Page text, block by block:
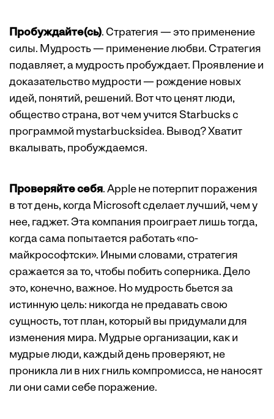
Пробуждайте(сь). Стратегия — это применение
силы. Мудрость — применение любви. Стратегия
подавляет, а мудрость пробуждает. Проявление и
доказательство мудрости — рождение новых
идей, понятий, решений. Вот что ценят люди,
общество страна, вот чем учится Starbucks с
программой mystarbucksidea. Вывод? Хватит
вкалывать, пробуждаемся.
Проверяйте себя. Apple не потерпит поражения
в тот день, когда Microsoft сделает лучший, чем у
нее, гаджет. Эта компания проиграет лишь тогда,
когда сама попытается работать «по-
майкрософтски». Иными словами, стратегия
сражается за то, чтобы побить соперника. Дело
это, конечно, важное. Но мудрость бьется за
истинную цель: никогда не предавать свою
сущность, тот план, который вы придумали для
изменения мира. Мудрые организации, как и
мудрые люди, каждый день проверяют, не
проникла ли в них гниль компромисса, не наносят
ли они сами себе поражение.